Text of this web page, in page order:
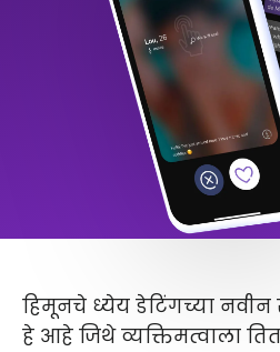
हिमूनचे ध्येय डेटिंगच्या
हे आहे जिथे व्यक्तिमत्वाला